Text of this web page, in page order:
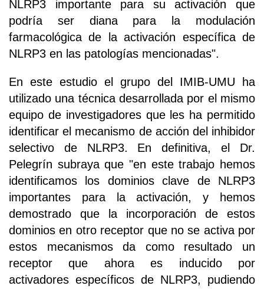
NLRP3 importante para su activación que
podría ser diana para la modulación
farmacológica de la activación específica de
NLRP3 en las patologías mencionadas".
En este estudio el grupo del IMIB-UMU ha
utilizado una técnica desarrollada por el mismo
equipo de investigadores que les ha permitido
identificar el mecanismo de acción del inhibidor
selectivo de NLRP3. En definitiva, el Dr.
Pelegrín subraya que "en este trabajo hemos
identificamos los dominios clave de NLRP3
importantes para la activación, y hemos
demostrado que la incorporación de estos
dominios en otro receptor que no se activa por
estos mecanismos da como resultado un
receptor que ahora es inducido por
activadores específicos de NLRP3, pudiendo